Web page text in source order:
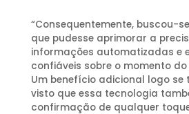
“Consequentemente, buscou-
que pudesse aprimorar a
informações automatizadas e
confiáveis ​​sobre o momento
Um benefício adicional logo se
visto que essa tecnologia
confirmação de qualquer